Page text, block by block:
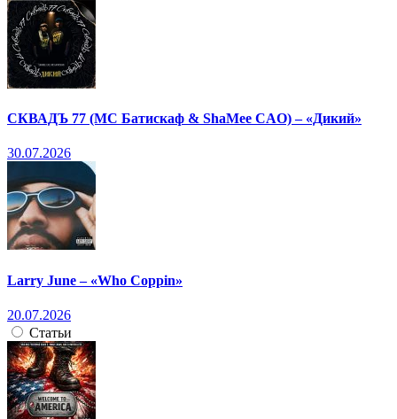
СКВАДЪ 77 (МС Батискаф & ShaMee CAO) – «Дикий»
30.07.2026
Larry June – «Who Coppin»
20.07.2026
Статьи